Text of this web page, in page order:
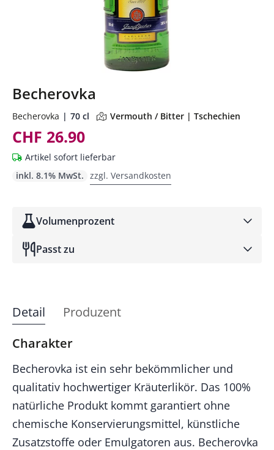
Becherovka
Becherovka 70 cl Vermouth / Bitter | Tschechien
CHF 26.90
Artikel sofort lieferbar
inkl. 8.1% MwSt. zzgl. Versandkosten
Volumenprozent
Passt zu
Detail
Produzent
Charakter
Becherovka ist ein sehr bekömmlicher und
qualitativ hochwertiger Kräuterlikör. Das 100%
natürliche Produkt kommt garantiert ohne
chemische Konservierungsmittel, künstliche
Zusatzstoffe oder Emulgatoren aus. Becherovka